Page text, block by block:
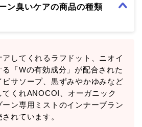
ン臭いケアの商品の種類
アしてくれるラフドット、ニオイ
「Wの有効成分」が配合された
ビサソープ、黒ずみやかゆみなど
てくれANOCOI、オーガニック
ーン専用ミストのインナーブラン
れています。